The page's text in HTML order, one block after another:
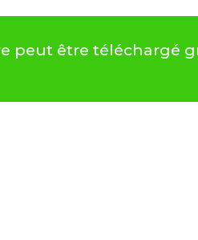
peut être téléchargé